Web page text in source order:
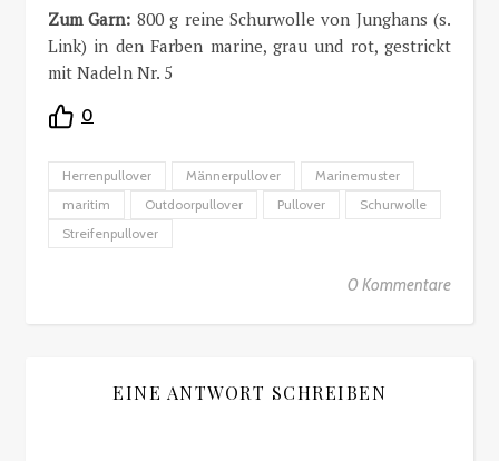
Zum Garn: 800 g reine Schurwolle von Junghans (s.
Link) in den Farben marine, grau und rot, gestrickt
mit Nadeln Nr. 5
0
Herrenpullover Männerpullover
Marinemuster
maritim
Outdoorpullover Pullover
Schurwolle
Streifenpullover
0 Kommentare
EINE ANTWORT SCHREIBEN